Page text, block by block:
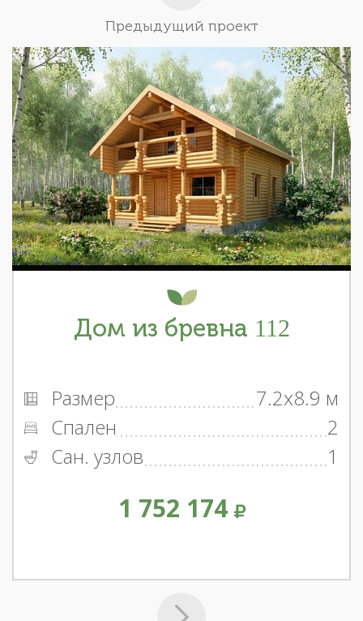
Предыдущий проект
Дом из бревна 112
Размер
7.2x8.9 м
Спален
2
Сан. узлов
1
1 752 174